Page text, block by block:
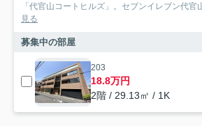
「代官山コートヒルズ」。セブンイレブン代官
見る
募集中の部屋
203
18.8万円
2階 / 29.13㎡ / 1K